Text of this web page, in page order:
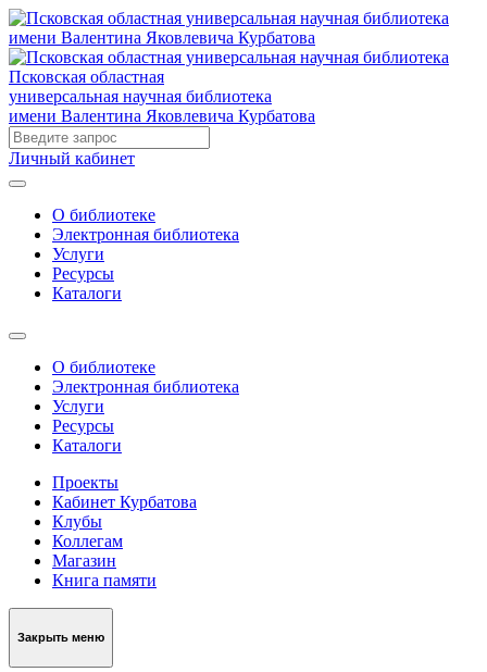
Псковская областная
универсальная научная библиотека
имени Валентина Яковлевича Курбатова
Личный кабинет
О библиотеке
Электронная библиотека
Услуги
Ресурсы
Каталоги
О библиотеке
Электронная библиотека
Услуги
Ресурсы
Каталоги
Проекты
Кабинет Курбатова
Клубы
Коллегам
Магазин
Книга памяти
Закрыть меню